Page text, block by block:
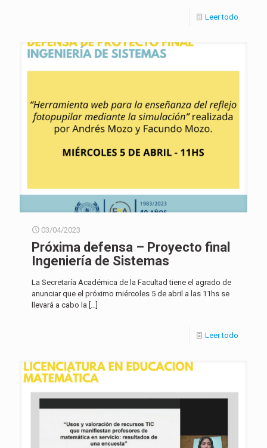
Leer todo
03/04/2023
Próxima defensa – Proyecto final
Ingeniería de Sistemas
La Secretaría Académica de la Facultad tiene el agrado de
anunciar que el próximo miércoles 5 de abril a las 11hs se
llevará a cabo la […]
Leer todo